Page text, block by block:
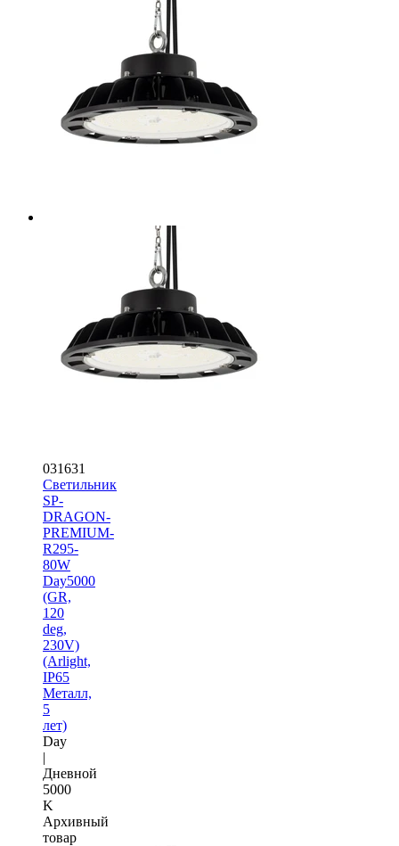
031631
Светильник
SP-
DRAGON-
PREMIUM-
R295-
80W
Day5000
(GR,
120
deg,
230V)
(Arlight,
IP65
Металл,
5
лет)
Day
|
Дневной
5000
K
Архивный
товар